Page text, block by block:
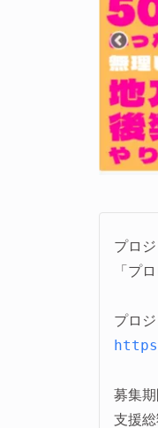
プロジ
「プ
募集
支援